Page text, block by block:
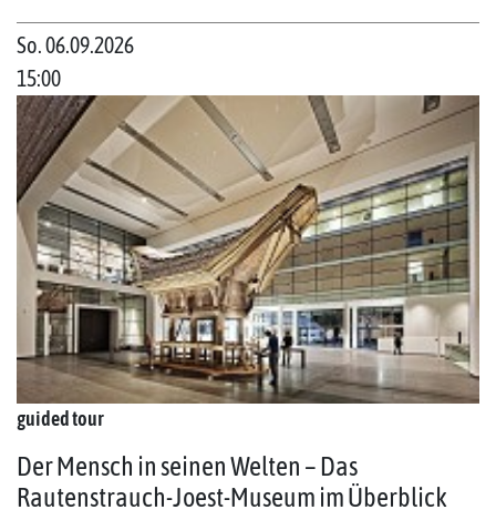
So. 06.09.2026
15:00
guided tour
Der Mensch in seinen Welten – Das
Rautenstrauch-Joest-Museum im Überblick